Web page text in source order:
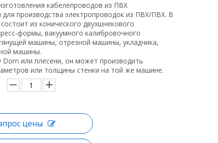
кабелепроводов из ПВХ
для производства электропроводок из ПВХ/ПВХ. В
из конического двухшнекового
формы, вакуумного калибровочного
машины, отрезной машины, укладчика,
машины.
Dorn или плесени, он может производить
или толщины стенки на той же машине.
цены